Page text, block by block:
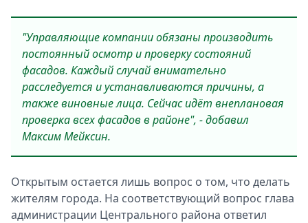
"Управляющие компании обязаны производить
постоянный осмотр и проверку состояний
фасадов. Каждый случай внимательно
расследуется и устанавливаются причины, а
также виновные лица. Сейчас идёт внеплановая
проверка всех фасадов в районе", - добавил
Максим Мейксин.
Открытым остается лишь вопрос о том, что делать
жителям города. На соответствующий вопрос глава
администрации Центрального района ответил